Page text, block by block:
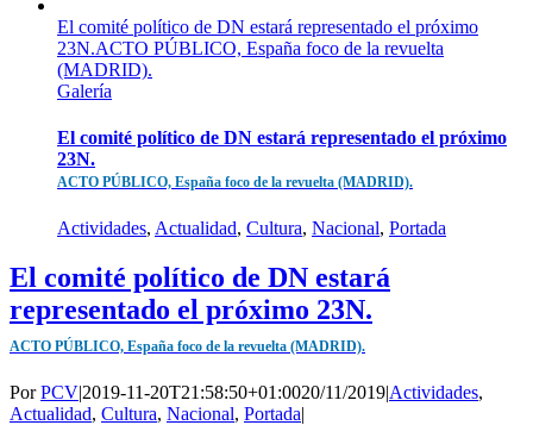
El comité político de DN estará representado el próximo
23N.ACTO PÚBLICO, España foco de la revuelta
(MADRID).
Galería
El comité político de DN estará representado el próximo
23N.
ACTO PÚBLICO, España foco de la revuelta (MADRID).
Actividades, Actualidad, Cultura, Nacional, Portada
El comité político de DN estará
representado el próximo 23N.
ACTO PÚBLICO, España foco de la revuelta (MADRID).
PorPCV|2019-11-20T21:58:50+01:0020/11/2019|Actividades,
Actualidad, Cultura, Nacional, Portada|